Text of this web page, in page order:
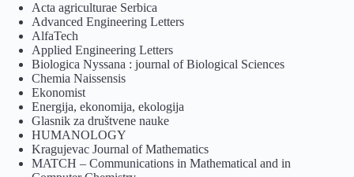
Acta agriculturae Serbica
Advanced Engineering Letters
AlfaTech
Applied Engineering Letters
Biologica Nyssana : journal of Biological Sciences
Chemia Naissensis
Ekonomist
Energija, ekonomija, ekologija
Glasnik za društvene nauke
HUMANOLOGY
Kragujevac Journal of Mathematics
MATCH – Communications in Mathematical and in